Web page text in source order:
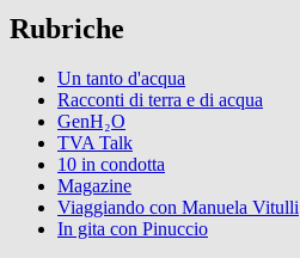
Rubriche
Un tanto d'acqua
Racconti di terra e di acqua
GenH₂O
TVA Talk
10 in condotta
Magazine
Viaggiando con Manuela Vitulli
In gita con Pinuccio